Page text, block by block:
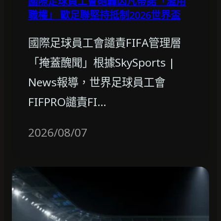
職權」 歐足聯堅持抵制2026世界盃
國際足球員工會譴責FIFA管理層
「掩蓋醜聞」根據SkySports |
News報導，世界足球員工會
FIFPRO譴責FI…
2026/08/07